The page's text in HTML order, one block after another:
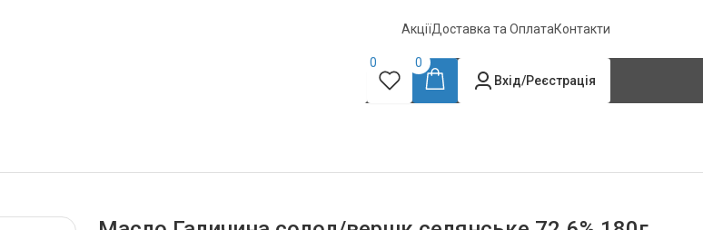
АкціїДоставка та ОплатаКонтакти
0
0
Вхід/Реєстрація